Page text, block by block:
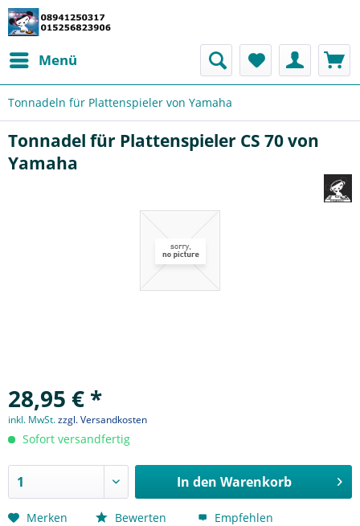
Menü
Tonnadeln für Plattenspieler von Yamaha
Tonnadel für Plattenspieler CS 70 von
Yamaha
28,95 € *
inkl. MwSt.zzgl. Versandkosten
Sofort versandfertig
In den Warenkorb
Merken Bewerten Empfehlen